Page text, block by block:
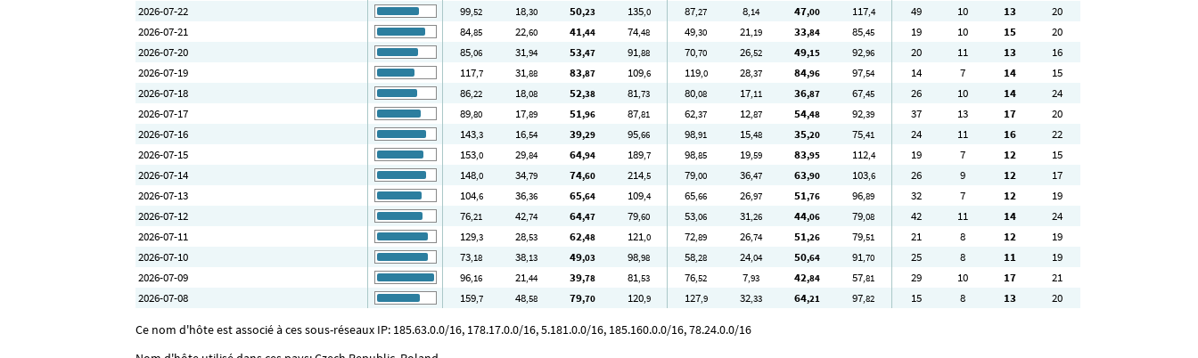
2026-07-22
99,52 18,30 50,23 135,0 87,27 8,14 47,00 117,4 49 10 13
20
2026-07-21
84,85 22,60 41,44 74,48 49,30 21,19 33,84 85,45 19 10 15
20
2026-07-20
85,06 31,94 53,47 91,88 70,70 26,52 49,15 92,96 20 11 13
16
2026-07-19
117,7 31,88 83,87 109,6 119,0 28,37 84,96 97,54 14 7 14
15
2026-07-18
86,22 18,08 52,38 81,73 80,08 17,11 36,87 67,45 26 10 14
24
2026-07-17
89,80 17,89 51,96 87,81 62,37 12,87 54,48 92,39 37 13 17
20
2026-07-16
143,3 16,54 39,29 95,66 98,91 15,48 35,20 75,41 24 11 16
22
2026-07-15
153,0 29,84 64,94 189,7 98,85 19,59 83,95 112,4 19 7 12
15
2026-07-14
148,0 34,79 74,60 214,5 79,00 36,47 63,90 103,6 26 9 12
17
2026-07-13
104,6 36,36 65,64 109,4 65,66 26,97 51,76 96,89 32 7 12
19
2026-07-12
76,21 42,74 64,47 79,60 53,06 31,26 44,06 79,08 42 11 14
24
2026-07-11
129,3 28,53 62,48 121,0 72,89 26,74 51,26 79,51 21 8 12
19
2026-07-10
73,18 38,13 49,03 98,98 58,28 24,04 50,64 91,70 25 8 11
19
2026-07-09
96,16 21,44 39,78 81,53 76,52 7,93 42,84 57,81 29 10 17
21
2026-07-08
159,7 48,58 79,70 120,9 127,9 32,33 64,21 97,82 15 8 13 20
Ce nom d'hôte est associé à ces sous-réseaux IP: 185.63.0.0/16, 178.17.0.0/16, 5.181.0.0/16, 185.160.0.0/16, 78.24.0.0/16